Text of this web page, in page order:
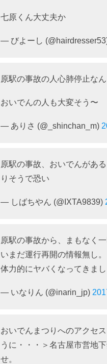
七原くん大丈夫か
— びよーし
原駅の事故の人心肺停止な
おいでんの人も大変そう〜
— ありさ (@_shinchan_m)
原駅の事故、おいでんがあ
りそうで恐い
— しばちやん (@IXTA9839)
原駅の事故から、まもなく
いまだ運行再開の情報無し。
体力的にヤバくなってきま
— いなりん (@inarin_jp)
おいでんまつりへのアクセ
うに・・・＞名古屋市営地
せ。